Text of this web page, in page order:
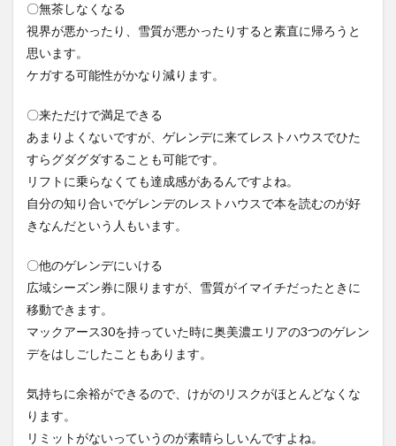
〇無茶しなくなる
視界が悪かったり、雪質が悪かったりすると素直に帰ろうと
思います。
ケガする可能性がかなり減ります。
〇来ただけで満足できる
あまりよくないですが、ゲレンデに来てレストハウスでひた
すらグダグダすることも可能です。
リフトに乗らなくても達成感があるんですよね。
自分の知り合いでゲレンデのレストハウスで本を読むのが好
きなんだという人もいます。
〇他のゲレンデにいける
広域シーズン券に限りますが、雪質がイマイチだったときに
移動できます。
マックアース30を持っていた時に奥美濃エリアの3つのゲレン
デをはしごしたこともあります。
気持ちに余裕ができるので、けがのリスクがほとんどなくな
ります。
リミットがないっていうのが素晴らしいんですよね。